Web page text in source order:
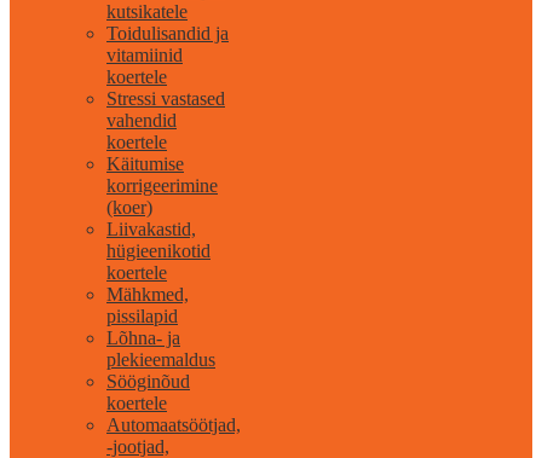
kutsikatele
Toidulisandid ja
vitamiinid
koertele
Stressi vastased
vahendid
koertele
Käitumise
korrigeerimine
(koer)
Liivakastid,
hügieenikotid
koertele
Mähkmed,
pissilapid
Lõhna- ja
plekieemaldus
Sööginõud
koertele
Automaatsöötjad,
-jootjad,